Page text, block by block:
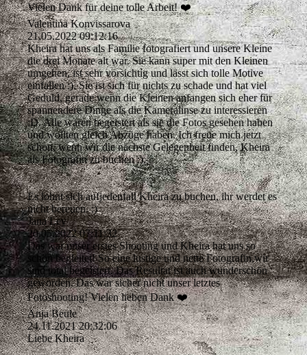
Vielen Dank für deine tolle Arbeit! ❤️
Valentina Konvissarova
21.05.2022 09:12:16
Kheira hat uns als Familie fotografiert und unsere Kleine
die drei Monate alt war. Sie kann super mit den Kleinen
umgehen, ist sehr vorsichtig und lässt sich tolle Motive
einfallen :). Sie ist sich für nichts zu schade und hat viel
Geduld, gerade wenn die Kleinen anfangen sich eher für
spannendere Dinge als die Kameralinse zu interessieren
:D. Alle waren begeistert als sie die Fotos gesehen haben
und wollten gleich Abzüge haben. Ich freue mich jetzt
schon, wenn wir die nächste Gelegenheit finden, Kheira
als Fotografin zu buchen :).
Es lohnt sich aufjedenfall Kheira zu buchen, ihr werdet es
nicht bereuen. :)
Jana Ley
20.05.2022 07:11:32
Das war unser erstes Shooting und Kheira hat uns so
schön begleitet! So eine lustige und nette Fotografin,wir
sind total begeistert. Das Resultat ist auch wunderschön
geworden. Das war sicher nicht unser letztes
Fotoshooting! Vielen lieben Dank ❤️
Anja Beule
24.11.2021 20:32:06
Liebe Kheira